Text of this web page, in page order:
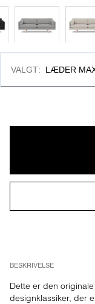
BESKRIVELSE
Dette er den
designklassiker, der
VALGT:
LÆDER